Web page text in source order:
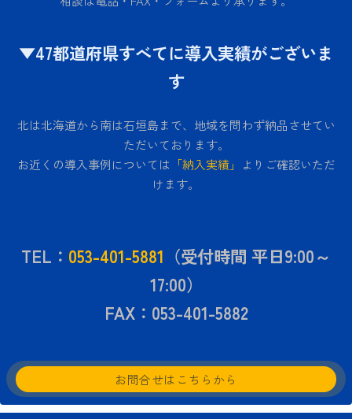
▼47都道府県すべてに導入実績がございま
す
北は北海道から南は石垣島まで、地域を問わず納品させてい
ただいております。
お近くの導入事例については 「納入実績」
よりご確認いただ
けます。
TEL： 053-401-5881 （受付時間 平日9:00～
17:00）
FAX：053-401-5882
お問合せはこちらから